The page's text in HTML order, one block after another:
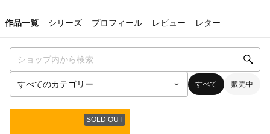
作品一覧 シリーズ プロフィール レビュー レター
すべて 販売中
SOLD OUT